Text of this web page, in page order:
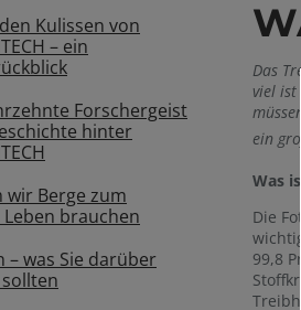
Kulissen von
– ein
Forschergeist
hinter
wir Berge zum
brauchen
– was Sie darüber
Das
viel ist
ein
Was
Die
99,8